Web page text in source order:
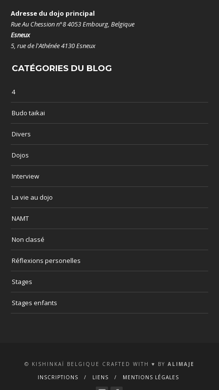
Adresse du dojo principal
Rue Au Chession n°8 4053 Embourg, Belgique
Esneux
5, rue de l'Athénée 4130 Esneux
CATÉGORIES DU BLOG
4
Budo taikai
Divers
Dojos
Interview
La vie au dojo
NAMT
Non classé
Réflexions personelles
Stages
Stages enfants
© KISHINKAÏ BELGIQUE CRAFTED WITH ♥ BY ALIMAJE
INSCRIPTIONS
LIENS MENTIONS LÉGALES